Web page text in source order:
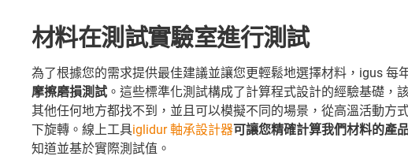
材料在測試實驗室進行測試
為了根據您的需求提供最佳建議並讓您更輕鬆地選擇材料，igus 每
摩擦磨損測試 。這些標準化測試構成了計算程式設計的經驗基礎，
其他任何地方都找不到，並且可以模擬不同的場景，從高溫活動方
下旋轉。線上工具iglidur 軸承設計器可讓您精確計算我們材料的產
知道並基於實際測試值。